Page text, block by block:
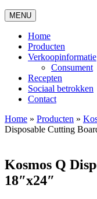
MENU
Home
Producten
Verkoopinformatie
Consument
Recepten
Sociaal betrokken
Contact
Home » Producten »
Disposable Cutting
Kosmos Q
18″x24″